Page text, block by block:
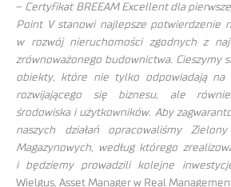
– Certyfikat BREEAM Excellent dla
Point V stanowi najlepsze potwierdzenie
w rozwój nieruchomości zgodnych z
zrównoważonego budownictwa. Cieszymy
obiekty, które nie tylko odpowiadają na
rozwijającego się biznesu, ale
środowiska i użytkowników. Aby
naszych działań
opracowaliśmy
Magazynowych, według którego
i będziemy prowadzili kolejne
Wielgus, Asset Manager w Real